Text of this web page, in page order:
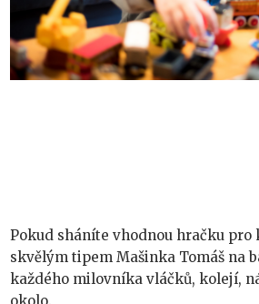
Pokud sháníte vhodnou hračku pro
skvělým tipem Mašinka Tomáš na
každého milovníka vláčků, kolejí,
okolo.